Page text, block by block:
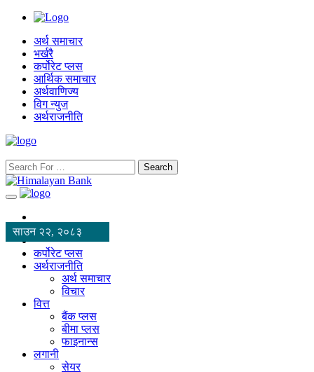
अर्थ समाचार
भर्खरै
कर्पोरेट प्लस
आर्थिक समाचार
अर्थवाणिज्य
विग न्युज
अर्थराजनीति
Search
साउन २२, २०८३
कर्पोरेट प्लस
अर्थराजनीति
अर्थ समाचार
विचार
वित्त
बैंक प्लस
बीमा प्लस
फाइनान्स
लगानी
सेयर